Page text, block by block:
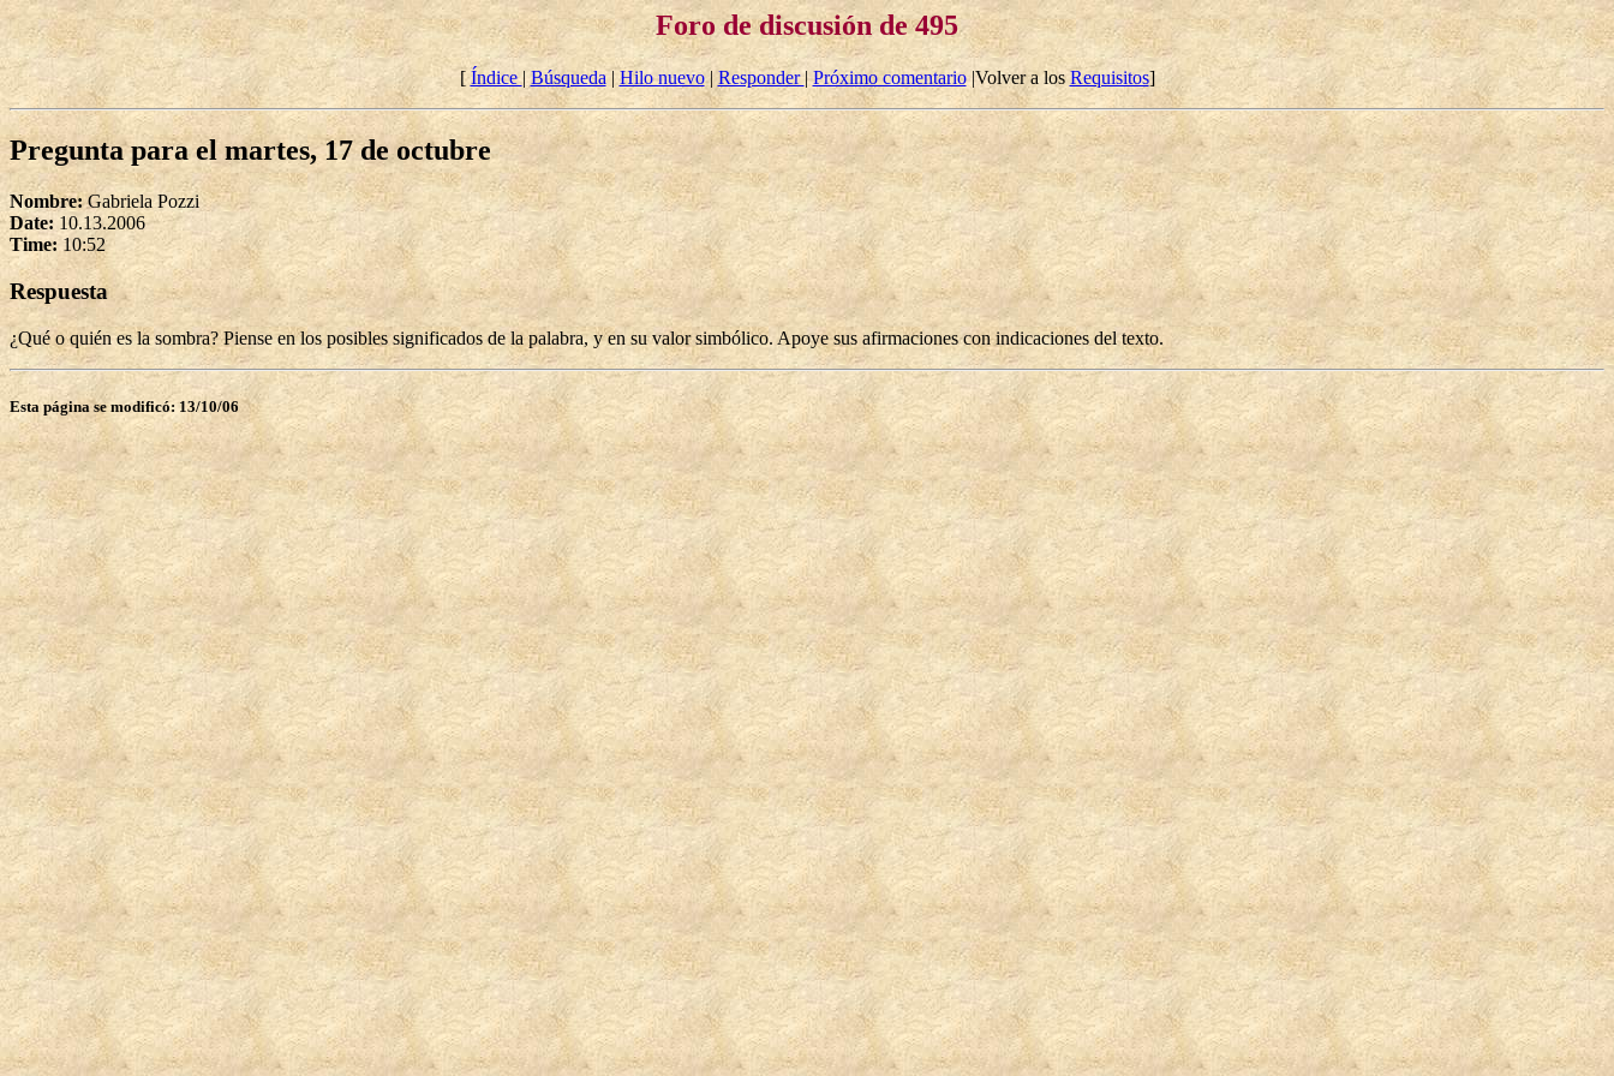
Foro de discusión de 495
[Índice| Búsqueda|Hilo nuevo| Responder|Próximo comentario|Volver a losRequisitos]
Pregunta para el martes, 17 de octubre
Nombre:Gabriela Pozzi
Date: 10.13.2006
Time: 10:52
Respuesta
¿Qué o quién es la sombra? Piense en los posibles significados de la palabra, y en su valor simbólico. Apoye sus afirmaciones con indicaciones del texto.
Esta página se modificó: 13/10/06